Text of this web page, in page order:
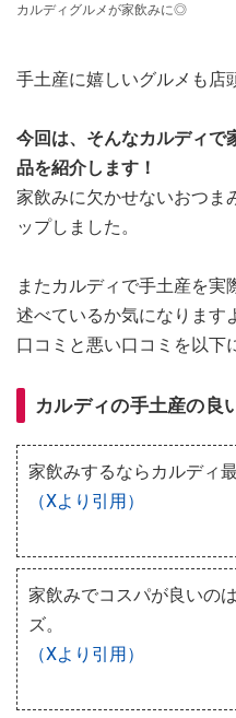
カルディグルメが家飲みに◎
手土産に嬉しいグルメも店
今回は、そんなカルディで
品を紹介します！
家飲みに欠かせないおつま
ップしました。
またカルディで手土産を実
述べているか気になります
口コミと悪い口コミを以下
カルディの手土産の良
家飲みするならカルディ
（Xより引用）
家飲みでコスパが良いの
ズ。
（Xより引用）